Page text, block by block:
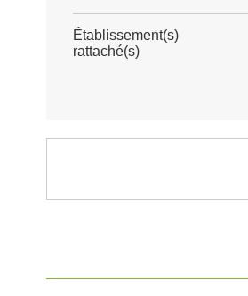
Établissement(s)
rattaché(s)